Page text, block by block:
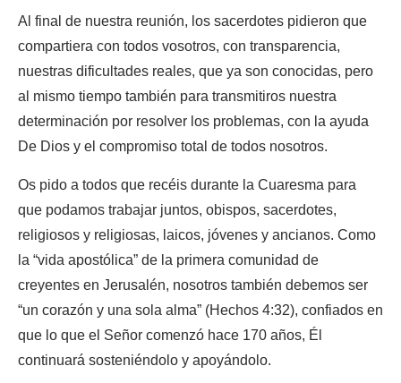
Al final de nuestra reunión, los sacerdotes pidieron que
compartiera con todos vosotros, con transparencia,
nuestras dificultades reales, que ya son conocidas, pero
al mismo tiempo también para transmitiros nuestra
determinación por resolver los problemas, con la ayuda
De Dios y el compromiso total de todos nosotros.
Os pido a todos que recéis durante la Cuaresma para
que podamos trabajar juntos, obispos, sacerdotes,
religiosos y religiosas, laicos, jóvenes y ancianos. Como
la “vida apostólica” de la primera comunidad de
creyentes en Jerusalén, nosotros también debemos ser
“un corazón y una sola alma” (Hechos 4:32), confiados en
que lo que el Señor comenzó hace 170 años, Él
continuará sosteniéndolo y apoyándolo.